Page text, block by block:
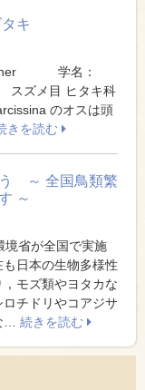
キ
学名：
スズメ目 ヒタキ科
のオスは頭
きを読む
～ 全国鳥類繁
～
省が全国で実施
日本の生物多様性
モズ類やヨタカな
チドリやコアジサ
… 続きを読む